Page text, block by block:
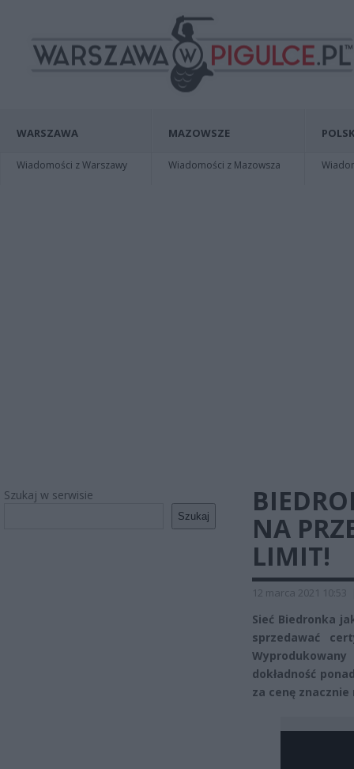
WARSZAWA
Wiadomości z Warszawy
MAZOWSZE
Wiadomości z Mazowsza
Szukaj w serwisie
Szukaj
NA
LIMIT!
12 marca 2021 10:53
Sieć Biedronka
sprzedawać
dokładność
za cenę